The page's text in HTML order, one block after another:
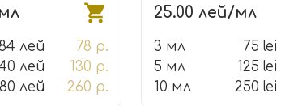
лей
78 р.
лей
130 р.
лей 260 р.
25.00 лей/мл
3 мл 75 lei
5 мл
125 lei
10 мл
250 lei